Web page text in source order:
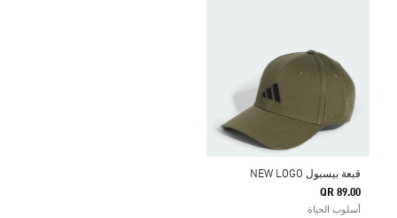
قبعة بيسبول NEW LOGO
QR 89.00
أسلوب الحياة